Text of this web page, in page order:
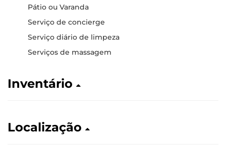
Pátio ou Varanda
Serviço de concierge
Serviço diário de limpeza
Serviços de massagem
Inventário
Localização